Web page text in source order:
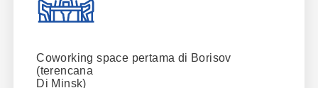
Coworking space pertama di Borisov
(terencana
Di Minsk)